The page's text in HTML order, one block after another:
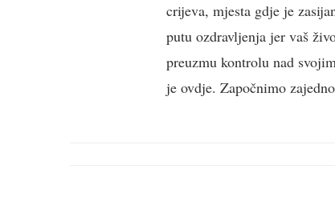
crijeva, mjesta gdje je
putu ozdravljenja jer vaš
preuzmu kontrolu nad
je ovdje. Započnimo